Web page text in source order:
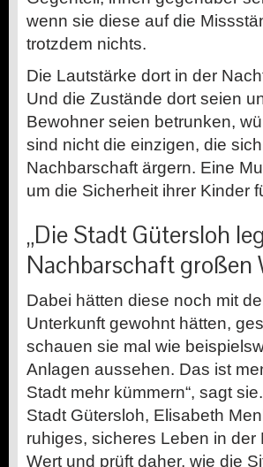
wenn sie diese auf die
trotzdem nichts.
Die Lautstärke dort in der
Und die Zustände dort seien
Bewohner seien betrunken,
sind nicht die einzigen, die
Nachbarschaft ärgern. Eine
um die Sicherheit ihrer Kinder
„Die Stadt Gütersloh
Nachbarschaft großen
Dabei hätten diese noch mit
Unterkunft gewohnt hätten,
schauen sie mal wie
Anlagen aussehen. Das ist
Stadt mehr kümmern“, sagt
Stadt Gütersloh, Elisabeth
ruhiges, sicheres Leben in
Wert und prüft daher, wie die